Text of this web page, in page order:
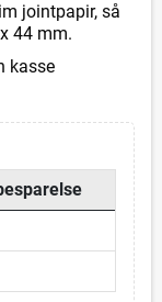
jointpapir, så
44 mm.
kasse